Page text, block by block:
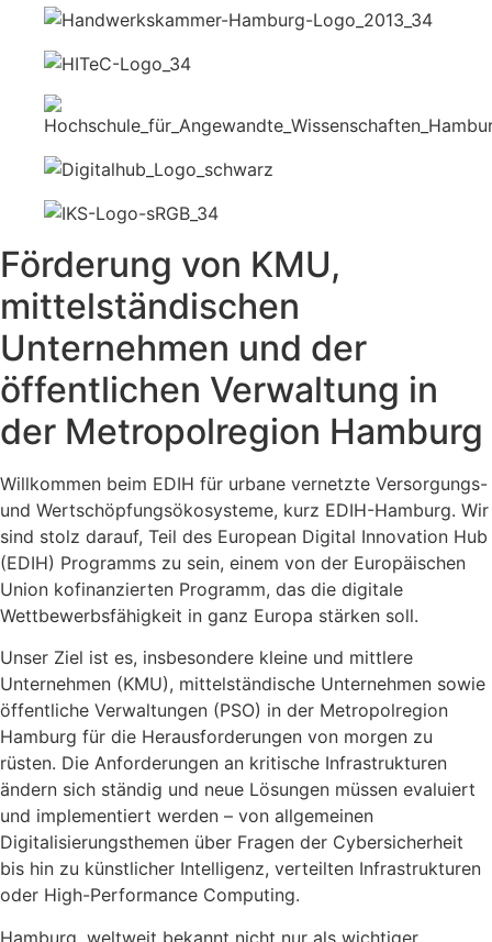
Förderung von KMU,
mittelständischen
Unternehmen und der
öffentlichen Verwaltung in
der Metropolregion Hamburg
Willkommen beim EDIH für urbane vernetzte Versorgungs-
und Wertschöpfungsökosysteme, kurz EDIH-Hamburg. Wir
sind stolz darauf, Teil des European Digital Innovation Hub
(EDIH) Programms zu sein, einem von der Europäischen
Union kofinanzierten Programm, das die digitale
Wettbewerbsfähigkeit in ganz Europa stärken soll.
Unser Ziel ist es, insbesondere kleine und mittlere
Unternehmen (KMU), mittelständische Unternehmen sowie
öffentliche Verwaltungen (PSO) in der Metropolregion
Hamburg für die Herausforderungen von morgen zu
rüsten. Die Anforderungen an kritische Infrastrukturen
ändern sich ständig und neue Lösungen müssen evaluiert
und implementiert werden – von allgemeinen
Digitalisierungsthemen über Fragen der Cybersicherheit
bis hin zu künstlicher Intelligenz, verteilten Infrastrukturen
oder High-Performance Computing.
Hamburg, weltweit bekannt nicht nur als wichtiger